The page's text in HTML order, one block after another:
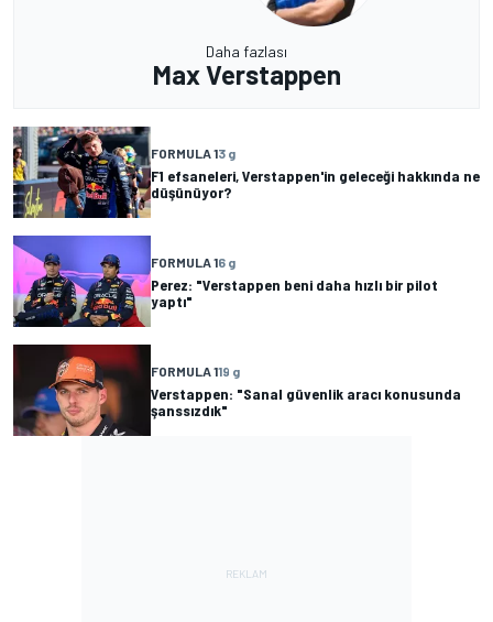
Daha fazlası
Max Verstappen
FORMULA 13 g
F1 efsaneleri, Verstappen'in geleceği hakkında ne
düşünüyor?
FORMULA 16 g
Perez: "Verstappen beni daha hızlı bir pilot
yaptı"
FORMULA 119 g
Verstappen: "Sanal güvenlik aracı konusunda
şanssızdık"